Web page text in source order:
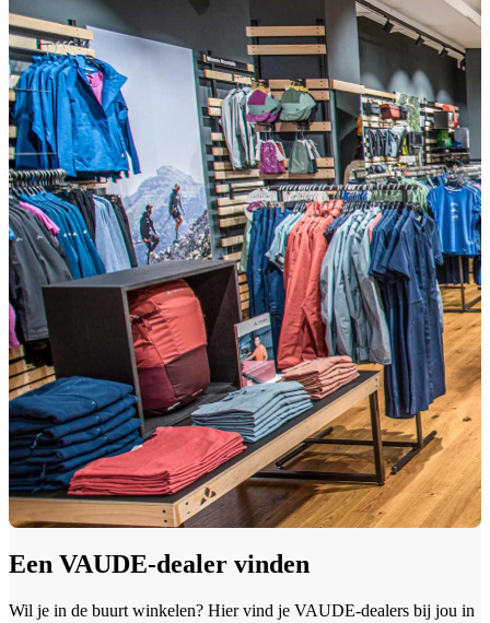
Een VAUDE-dealer vinden
Wil je in de buurt winkelen? Hier vind je VAUDE-dealers bij jou in